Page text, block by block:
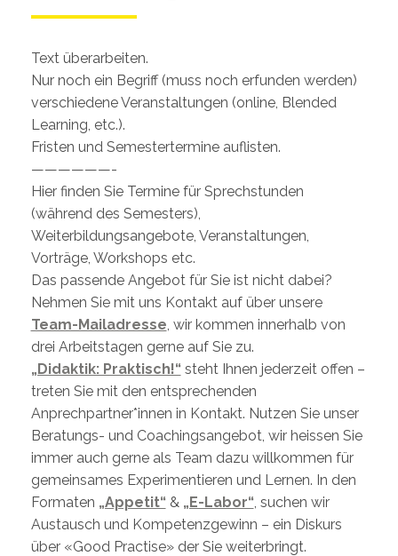
Text überarbeiten.
Nur noch ein Begriff (muss noch erfunden werden)
verschiedene Veranstaltungen (online, Blended
Learning, etc.).
Fristen und Semestertermine auflisten.
——————-
Hier finden Sie Termine für Sprechstunden
(während des Semesters),
Weiterbildungsangebote, Veranstaltungen,
Vorträge, Workshops etc.
Das passende Angebot für Sie ist nicht dabei?
Nehmen Sie mit uns Kontakt auf über unsere
Team-Mailadresse , wir kommen innerhalb von
drei Arbeitstagen gerne auf Sie zu.
„Didaktik: Praktisch!“steht Ihnen jederzeit offen –
treten Sie mit den entsprechenden
Anprechpartner*innen in Kontakt. Nutzen Sie unser
Beratungs- und Coachingsangebot, wir heissen Sie
immer auch gerne als Team dazu willkommen für
gemeinsames Experimentieren und Lernen. In den
Formaten „Appetit“& „E-Labor“, suchen wir
Austausch und Kompetenzgewinn – ein Diskurs
über «Good Practise» der Sie weiterbringt.